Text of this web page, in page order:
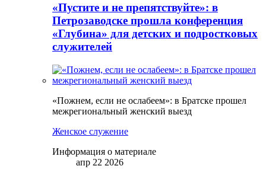
«Пустите и не препятствуйте»: в
Петрозаводске прошла конференция
«Глубина» для детских и подростковых
служителей
«Пожнем, если не ослабеем»: в Братске прошел
межрегиональный женский выезд
Женское служение
Информация о материале
апр 22 2026